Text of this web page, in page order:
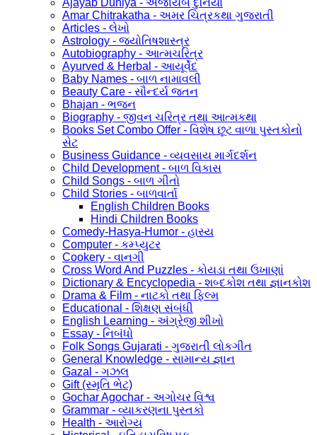
Amar Chitrakatha - અમર ચિત્રકથા ગુજરાતી
Articles - લેખો
Astrology - જ્યોતિષશાસ્ત્ર
Autobiography - આત્મચરિત્ર
Ayurved & Herbal - આયૂર્વેદ
Baby Names - બાળ નામાવલી
Beauty Care - સૌન્દર્ય જતન
Bhajan - ભજન
Biography - જીવન ચરિત્ર તથા આત્મકથા
Books Set Combo Offer - વિશેષ છૂટ વાળા પુસ્તકોનો
સેટ
Business Guidance - વ્યવસાય માર્ગદર્શન
Child Development - બાળ વિકાસ
Child Songs - બાળ ગીતો
Child Stories - બાળવાર્તા
English Children Books
Hindi Children Books
Comedy-Hasya-Humor - હાસ્ય
Computer - કમ્પ્યુટર
Cookery - વાનગી
Cross Word And Puzzles - કોયડા તથા ઉખાણાં
Dictionary & Encyclopedia - શબ્દકોશ તથા જ્ઞાનકોશ
Drama & Film - નાટકો તથા ફિલ્મ
Educational - શિક્ષણ સંબંધી
English Learning - અંગ્રેજી શીખો
Essay - નિબંધો
Folk Songs Gujarati - ગુજરાતી લોકગીત
General Knowledge - સામાન્ય જ્ઞાન
Gazal - ગઝલ
Gift (સ્મૃતિ ભેટ)
Gochar Agochar - અગોચર વિશ્વ
Grammar - વ્યાકરણના પુસ્તકો
Health - આરોગ્ય